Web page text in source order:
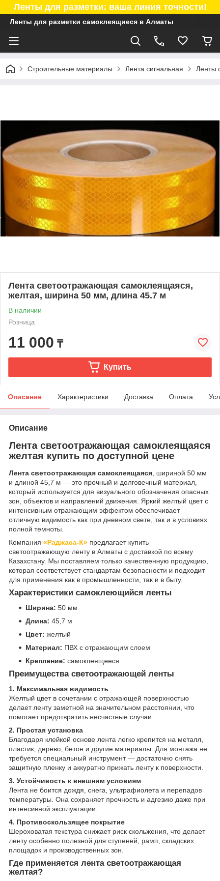
Ленты для разметки: ваша линия точности!
Ленты для разметки самоклеящиеся в Алматы
Строительные материалы Лента сигнальная Ленты
Лента светоотражающая самоклеящаяся,
желтая, ширина 50 мм, длина 45.7 м
В наличии
Розница
11 000 ₸
Купить
Описание Характеристики Доставка Оплата
Описание
Лента светоотражающая самоклеящаяся
желтая купить по доступной цене
Лента светоотражающая самоклеящаяся, шириной 50 мм
и длиной 45,7 м — это прочный и долговечный материал,
который используется для визуального обозначения опасных
зон, объектов и направлений движения. Яркий желтый цвет с
интенсивным отражающим эффектом обеспечивает
отличную видимость как при дневном свете, так и в условиях
полной темноты.
Компания «Раджаса-К» предлагает купить
светоотражающую ленту в Алматы с доставкой по всему
Казахстану. Мы поставляем только качественную продукцию,
которая соответствует стандартам безопасности и подходит
для применения как в промышленности, так и в быту.
Характеристики самоклеющийся ленты
Ширина: 50 мм
Длина: 45,7 м
Цвет: желтый
Материал: ПВХ с отражающим слоем
Крепление: самоклеящееся
Преимущества светоотражающей ленты
1. Максимальная видимость
Желтый цвет в сочетании с отражающей поверхностью
делает ленту заметной на значительном расстоянии, что
помогает предотвратить несчастные случаи.
2. Простая установка
Благодаря клейкой основе лента легко крепится на металл,
пластик, дерево, бетон и другие материалы. Для монтажа не
требуется специальный инструмент — достаточно снять
защитную пленку и аккуратно прижать ленту к поверхности.
3. Устойчивость к внешним условиям
Лента не боится дождя, снега, ультрафиолета и перепадов
температуры. Она сохраняет прочность и адгезию даже при
интенсивной эксплуатации.
4. Противоскользящее покрытие
Шероховатая текстура снижает риск скольжения, что делает
ленту особенно полезной для ступеней, рамп, складских
площадок и производственных зон.
Где применяется лента светоотражающая
желтая?